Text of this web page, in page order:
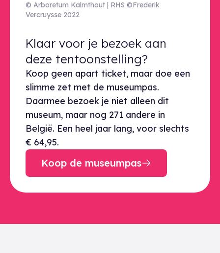
© Arboretum Kalmthout | RHS ©Frederik
Vercruysse 2022
Klaar voor je bezoek aan deze
Klaar voor je bezoek aan
deze tentoonstelling?
Koop geen apart ticket, maar doe een
slimme zet met de museumpas.
Daarmee bezoek je niet alleen dit
museum, maar nog 271 andere in
België. Een heel jaar lang, voor slechts
€ 64,95.
Koop de museumpas